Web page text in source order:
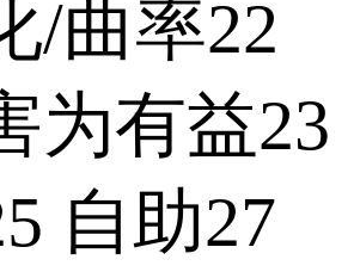
/曲率22
为有益23
自助27